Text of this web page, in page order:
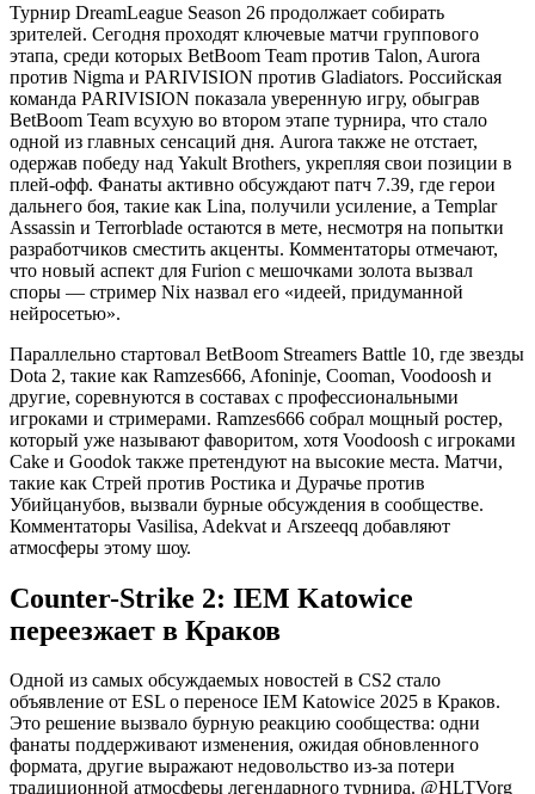
Турнир DreamLeague Season 26 продолжает собирать
зрителей. Сегодня проходят ключевые матчи группового
этапа, среди которых BetBoom Team против Talon, Aurora
против Nigma и PARIVISION против Gladiators. Российская
команда PARIVISION показала уверенную игру, обыграв
BetBoom Team всухую во втором этапе турнира, что стало
одной из главных сенсаций дня. Aurora также не отстает,
одержав победу над Yakult Brothers, укрепляя свои позиции в
плей-офф. Фанаты активно обсуждают патч 7.39, где герои
дальнего боя, такие как Lina, получили усиление, а Templar
Assassin и Terrorblade остаются в мете, несмотря на попытки
разработчиков сместить акценты. Комментаторы отмечают,
что новый аспект для Furion с мешочками золота вызвал
споры — стример Nix назвал его «идеей, придуманной
нейросетью».
Параллельно стартовал BetBoom Streamers Battle 10, где звезды
Dota 2, такие как Ramzes666, Afoninje, Cooman, Voodoosh и
другие, соревнуются в составах с профессиональными
игроками и стримерами. Ramzes666 собрал мощный ростер,
который уже называют фаворитом, хотя Voodoosh с игроками
Cake и Goodok также претендуют на высокие места. Матчи,
такие как Стрей против Ростика и Дурачье против
Убийцанубов, вызвали бурные обсуждения в сообществе.
Комментаторы Vasilisa, Adekvat и Arszeeqq добавляют
атмосферы этому шоу.
Counter-Strike 2: IEM Katowice
переезжает в Краков
Одной из самых обсуждаемых новостей в CS2 стало
объявление от ESL о переносе IEM Katowice 2025 в Краков.
Это решение вызвало бурную реакцию сообщества: одни
фанаты поддерживают изменения, ожидая обновленного
формата, другие выражают недовольство из-за потери
традиционной атмосферы легендарного турнира. @HLTVorg